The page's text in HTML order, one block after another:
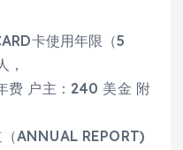
卡使用年限（5
，
费 户主：240 美金 附
ANNUAL REPORT)